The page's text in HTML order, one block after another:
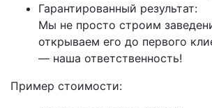
Гарантированный результат:
Мы не просто строим
открываем его до первого
— наша ответственность!
Пример стоимости: